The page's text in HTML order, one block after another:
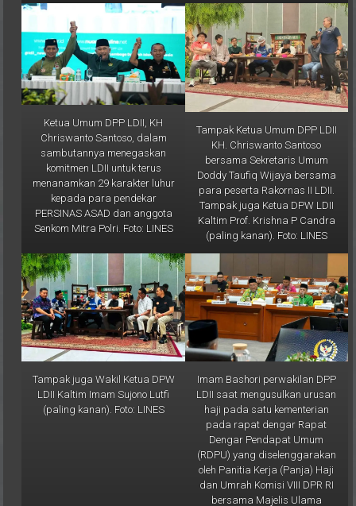
Ketua Umum DPP LDII, KH
Chriswanto Santoso, dalam
sambutannya menegaskan
komitmen LDII untuk terus
menanamkan 29 karakter luhur
kepada para pendekar
PERSINAS ASAD dan anggota
Senkom Mitra Polri. Foto: LINES
Tampak Ketua Umum DPP LDII
KH. Chriswanto Santoso
bersama Sekretaris Umum
Doddy Taufiq Wijaya bersama
para peserta Rakornas II LDII.
Tampak juga Ketua DPW LDII
Kaltim Prof. Krishna P Candra
(paling kanan). Foto: LINES
Tampak juga Wakil Ketua DPW
LDII Kaltim Imam Sujono Lutfi
(paling kanan). Foto: LINES
Imam Bashori perwakilan DPP
LDII saat mengusulkan urusan
haji pada satu kementerian
pada rapat dengar Rapat
Dengar Pendapat Umum
(RDPU) yang diselenggarakan
oleh Panitia Kerja (Panja) Haji
dan Umrah Komisi VIII DPR RI
bersama Majelis Ulama
Indonesia (MUI) dan ormas-